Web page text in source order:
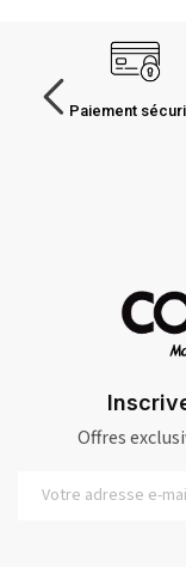
Paiement
Offres